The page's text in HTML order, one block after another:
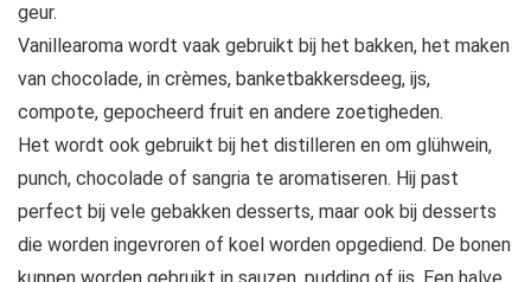
geur.
Vanillearoma wordt vaak gebruikt bij het bakken, het maken
van chocolade, in crèmes, banketbakkersdeeg, ijs,
compote, gepocheerd fruit en andere zoetigheden.
Het wordt ook gebruikt bij het distilleren en om glühwein,
punch, chocolade of sangria te aromatiseren. Hij past
perfect bij vele gebakken desserts, maar ook bij desserts
die worden ingevroren of koel worden opgediend. De bonen